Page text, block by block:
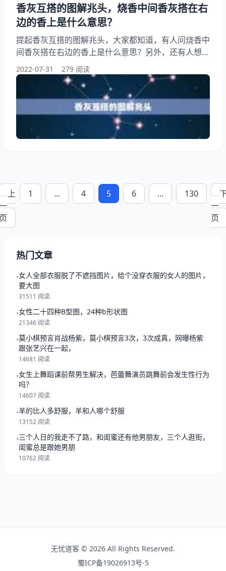
香灰互搭的图解兆头，烧香中间香灰搭在右
边的香上是什么意思？
提起香灰互搭的图解兆头，大家都知道，有人问烧香中
间香灰搭在右边的香上是什么意思？另外，还有人想问
香两根香灰搭一起啥意思，你知道这是怎么回事？其实
二十四香谱中的左搭右减中的“搭”指的是什么？下面就
一起来看看烧香中间香灰搭在右边的香上是什么意思？
希望能够帮助到大家！ 香灰互搭的图解兆头 1、烧香
中间香灰搭在右边的香上是什么意思？ “如果是中间的
香灰搭向右侧的香上是表示来人将有重大的疾病发生
2022-07-31 279 阅读
上
1 ... 4 5 6 ... 130
一
页
热门文章
•女人全部衣服脱了不遮挡图片，给个没穿衣服的女人的图片，
要大图
31511 阅读
•女性二十四种B型图，24种b形状图
21346 阅读
•莫小棋预言肖战杨紫，莫小棋预言3次，3次成真，网曝杨紫
跟张艺兴在一起，
14681 阅读
•女生上舞蹈课前帮男生解决，芭蕾舞演员跳舞前会发生性行为
吗？
14607 阅读
•羊的比人多舒服，羊和人哪个舒服
13152 阅读
•三个人日的我走不了路，和闺蜜还有他男朋友，三个人逛街，
闺蜜总是跟她男朋
10762 阅读
无忧道客 © 2026 All Rights Reserved.
蜀ICP备19026913号-5